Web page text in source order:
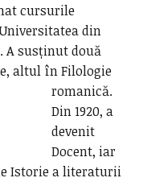
cursurile
din
A susținut două
altul în Filologie
romanică.
Din 1920, a
devenit
Docent, iar
Istorie a literaturii